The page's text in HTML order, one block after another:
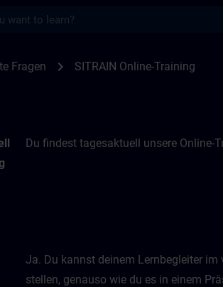
Fragen chevron_right SITRAIN Online-Training
Du findest tagesaktuell unsere Online-
Ja. Du kannst deinem Lernbegleiter
stellen, genauso wie du es in einem